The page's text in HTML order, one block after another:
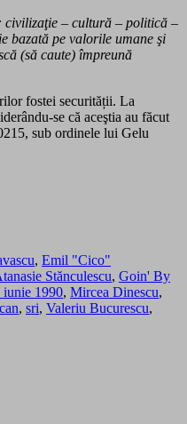
civilizaţie – cultură – politică –
bazată pe valorile umane şi
(să caute) împreună
fostei securității. La
se că aceştia au făcut
sub ordinele lui Gelu
, Emil "Cico"
Stănculescu, Goin' By
1990, Mircea Dinescu,
, sri, Valeriu Bucurescu,